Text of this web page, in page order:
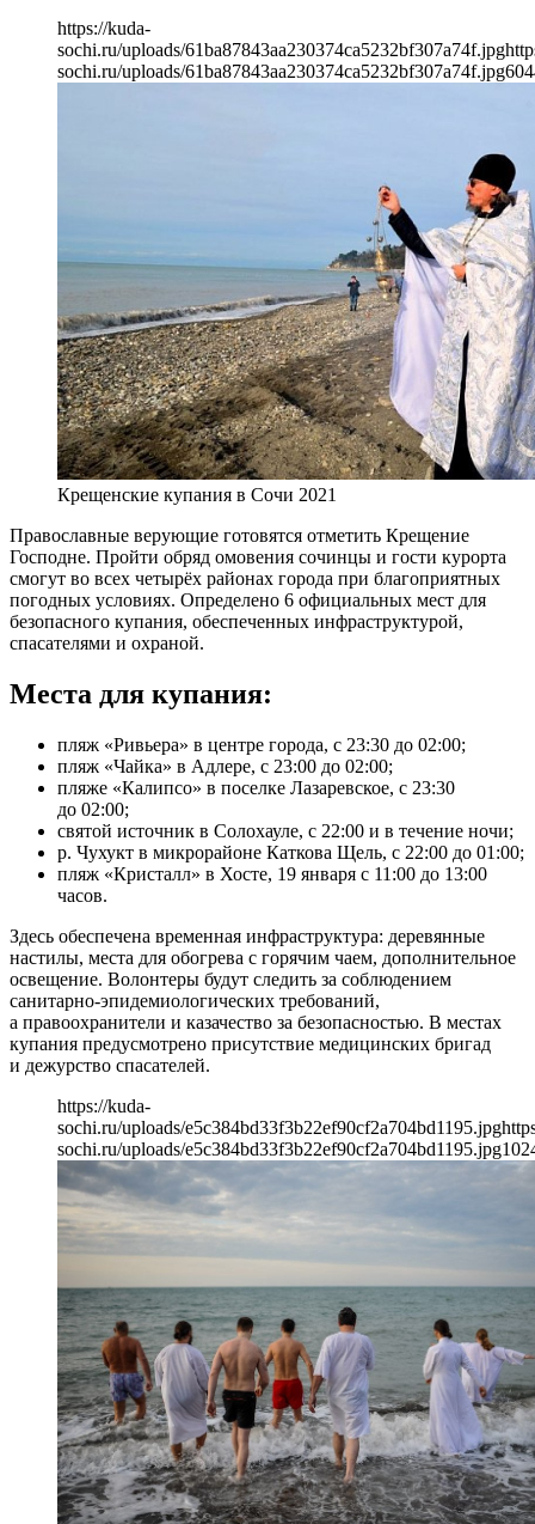
https://kuda-
sochi.ru/uploads/61ba87843aa230374ca5232bf307a74f.jpg
sochi.ru/uploads/61ba87843aa230374ca5232bf307a74f.jpg604
Крещенские купания в Сочи 2021
Православные верующие готовятся отметить Крещение
Господне. Пройти обряд омовения сочинцы и гости курорта
смогут во всех четырёх районах города при благоприятных
погодных условиях. Определено 6 официальных мест для
безопасного купания, обеспеченных инфраструктурой,
спасателями и охраной.
Места для купания:
пляж «Ривьера» в центре города, с 23:30 до 02:00;
пляж «Чайка» в Адлере, с 23:00 до 02:00;
пляже «Калипсо» в поселке Лазаревское, с 23:30
до 02:00;
святой источник в Солохауле, с 22:00 и в течение ночи;
р. Чухукт в микрорайоне Каткова Щель, с 22:00 до 01:00;
пляж «Кристалл» в Хосте, 19 января с 11:00 до 13:00
часов.
Здесь обеспечена временная инфраструктура: деревянные
настилы, места для обогрева с горячим чаем, дополнительное
освещение. Волонтеры будут следить за соблюдением
санитарно-эпидемиологических требований,
а правоохранители и казачество за безопасностью. В местах
купания предусмотрено присутствие медицинских бригад
и дежурство спасателей.
https://kuda-
sochi.ru/uploads/e5c384bd33f3b22ef90cf2a704bd1195.jpg
sochi.ru/uploads/e5c384bd33f3b22ef90cf2a704bd1195.jpg